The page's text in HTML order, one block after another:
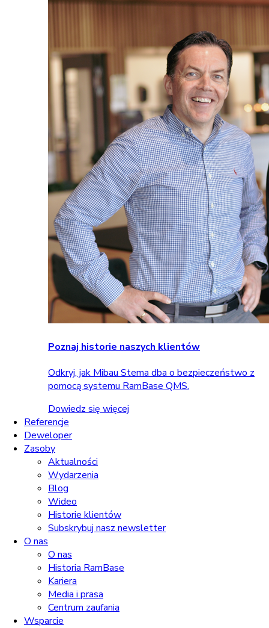
Poznaj historie naszych klientów
Odkryj, jak Mibau Stema dba o bezpieczeństwo z
pomocą systemu RamBase QMS.
Dowiedz się więcej
Referencje
Deweloper
Zasoby
Aktualności
Wydarzenia
Blog
Wideo
Historie klientów
Subskrybuj nasz newsletter
O nas
O nas
Historia RamBase
Kariera
Media i prasa
Centrum zaufania
Wsparcie